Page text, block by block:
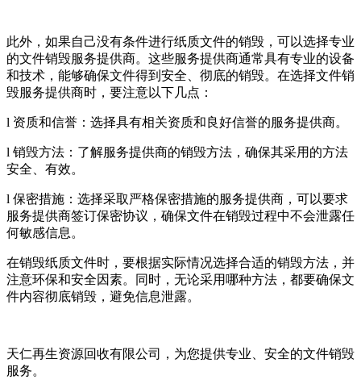
此外，如果自己没有条件进行纸质文件的销毁，可以选择专业
的文件销毁服务提供商。这些服务提供商通常具有专业的设备
和技术，能够确保文件得到安全、彻底的销毁。在选择文件销
毁服务提供商时，要注意以下几点：
l 资质和信誉：选择具有相关资质和良好信誉的服务提供商。
l 销毁方法：了解服务提供商的销毁方法，确保其采用的方法
安全、有效。
l 保密措施：选择采取严格保密措施的服务提供商，可以要求
服务提供商签订保密协议，确保文件在销毁过程中不会泄露任
何敏感信息。
在销毁纸质文件时，要根据实际情况选择合适的销毁方法，并
注意环保和安全因素。同时，无论采用哪种方法，都要确保文
件内容彻底销毁，避免信息泄露。
天仁再生资源回收有限公司，为您提供专业、安全的文件销毁
服务。